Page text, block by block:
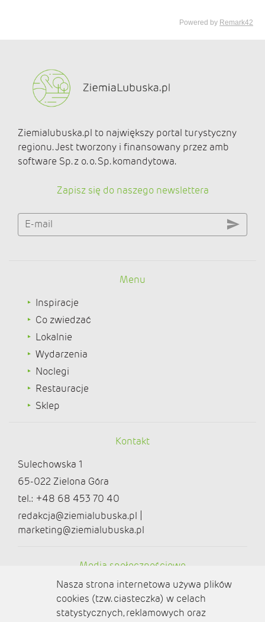
Ziemialubuska.pl to największy portal turystyczny
regionu. Jest tworzony i finansowany przez amb
software Sp. z o. o. Sp. komandytowa.
Zapisz się do naszego newslettera
E-mail
Menu
Inspiracje
Co zwiedzać
Lokalnie
Wydarzenia
Noclegi
Restauracje
Sklep
Kontakt
Sulechowska 1
65-022 Zielona Góra
tel.: +48 68 453 70 40
redakcja@ziemialubuska.pl |
marketing@ziemialubuska.pl
Media społecznościowe
Nasza strona internetowa używa plików
cookies (tzw. ciasteczka) w celach
statystycznych, reklamowych oraz